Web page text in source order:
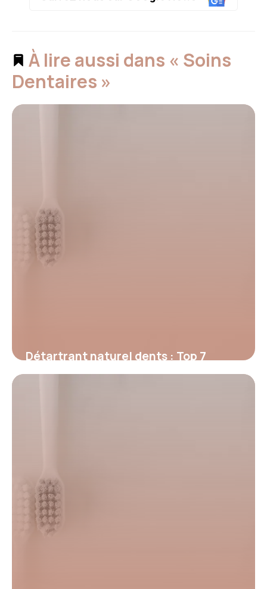
À lire aussi dans « Soins
Dentaires »
Détartrant naturel dents : Top 7
solutions